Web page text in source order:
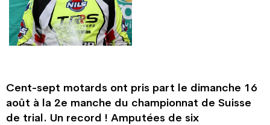
Cent-sept motards ont pris part le dimanche 16
août à la 2e manche du championnat de Suisse
de trial. Un record ! Amputées de six